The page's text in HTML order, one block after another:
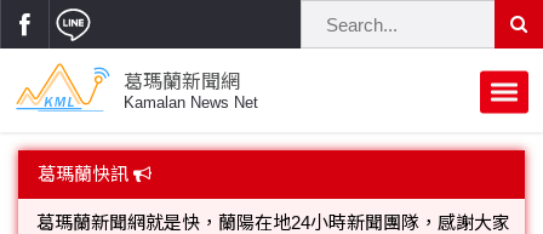
葛瑪蘭新聞網
Kamalan News Net
首頁
蘭陽大代誌
葛瑪蘭快訊
葛瑪蘭新聞網就是快，蘭陽在地24小時新聞團隊，感謝大家